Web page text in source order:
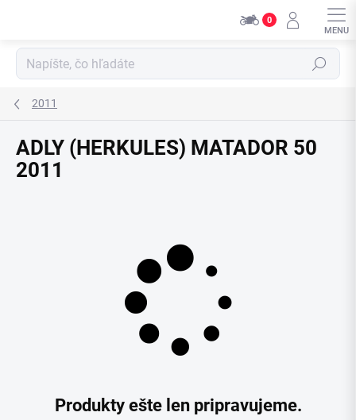
0
Hľadať
2011
ADLY (HERKULES) MATADOR 50
2011
Produkty ešte len pripravujeme.